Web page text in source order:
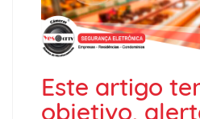
Este artigo
objetivo,